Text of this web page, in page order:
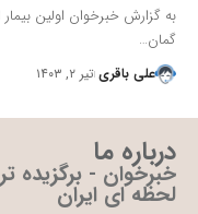
به گزارش خبرخوان اولین بیمار
گمان…
علی باقری تیر ۲, ۱۴۰۳
درباره ما
خبرخوان - برگزیده
لحظه ای ایران